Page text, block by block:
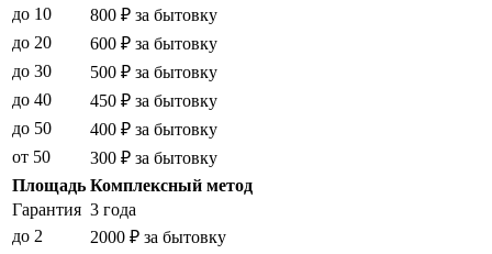
до 10
800 ₽ за бытовку
до 20
600 ₽ за бытовку
до 30
500 ₽ за бытовку
до 40
450 ₽ за бытовку
до 50
400 ₽ за бытовку
от 50
300 ₽ за бытовку
Площадь Комплексный метод
Гарантия 3 года
до 2
2000 ₽ за бытовку